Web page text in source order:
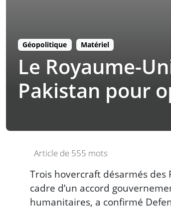
Géopolitique Matériel
Le Royaume-
Pakistan pour
Article de 555 mots
Trois hovercraft désarmés des
cadre d’un accord
humanitaires, a confirmé